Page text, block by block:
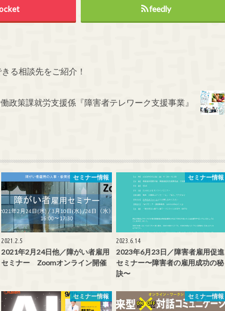
feedly
る相談先をご紹介！
政策課就労支援係『障害者テレワーク支援事業』
セミナー情報
2021.2.5
2021年2月24日他／障がい者雇用
セミナー Zoomオンライン開催
セミナー情報
2023.6.14
2023年6月23日／障害者雇用促進
セミナー〜障害者の雇用成功の秘
訣〜
セミナー情報 セミナー情報